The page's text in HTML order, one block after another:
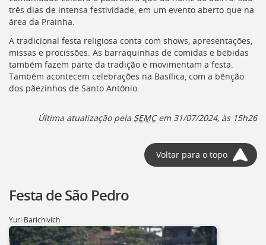
três dias de intensa festividade, em um evento aberto que na
área da Prainha.
A tradicional festa religiosa conta com shows, apresentações,
missas e procissões. As barraquinhas de comidas e bebidas
também fazem parte da tradição e movimentam a festa.
Também acontecem celebrações na Basílica, com a bênção
dos pãezinhos de Santo Antônio.
Última atualização pela SEMCem 31/07/2024, às 15h26
Voltar para o topo
Festa de São Pedro
Yuri Barichivich